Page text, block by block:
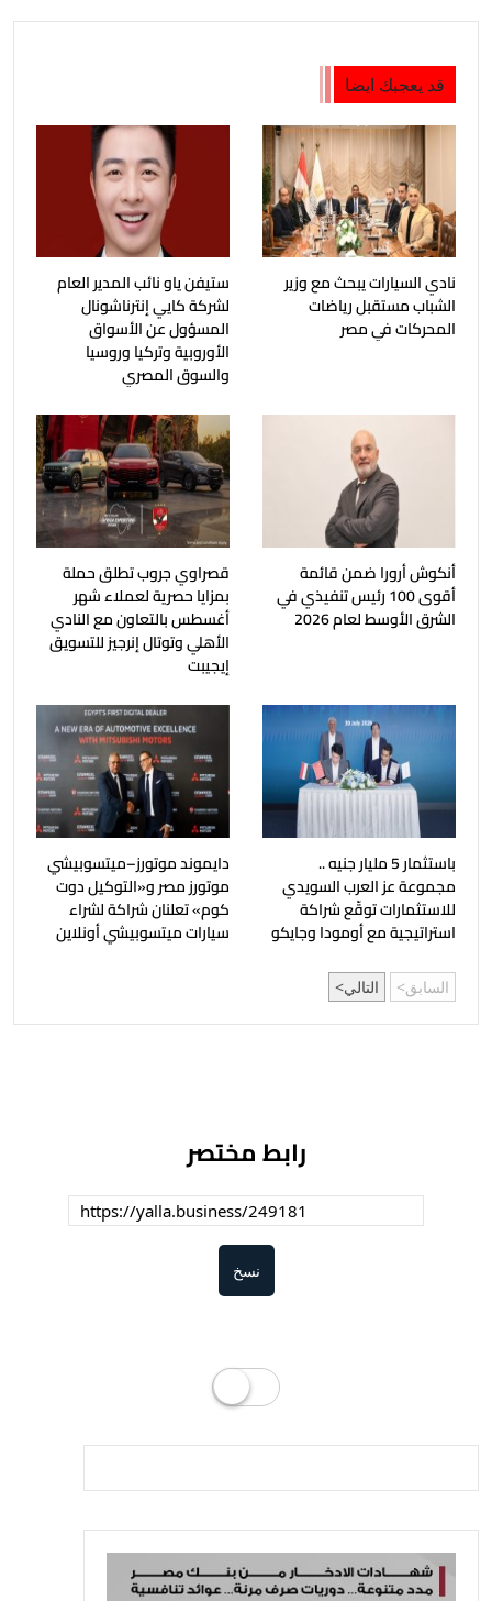
قد يعجبك ايضا
نادي السيارات يبحث مع وزير
الشباب مستقبل ‏‏‏رياضات
المحركات في مصر
ستيفن ياو نائب المدير العام
لشركة كايي إنترناشونال
المسؤول عن الأسواق
الأوروبية وتركيا وروسيا
والسوق المصري
أنكوش أرورا ضمن قائمة
أقوى 100 رئيس تنفيذي في
الشرق الأوسط لعام 2026
قصراوي جروب تطلق حملة
بمزايا حصرية لعملاء شهر
أغسطس بالتعاون مع النادي
الأهلي وتوتال إنرجيز للتسويق
إيجيبت
باستثمار 5 مليار جنيه ..
مجموعة عز العرب السويدي
للاستثمارات توقّع شراكة
استراتيجية مع أومودا وجايكو
دايموند موتورز–ميتسوبيشي
موتورز مصر و«التوكيل دوت
كوم» تعلنان شراكة لشراء
سيارات ميتسوبيشي أونلاين
السابق التالي
رابط مختصر
نسخ